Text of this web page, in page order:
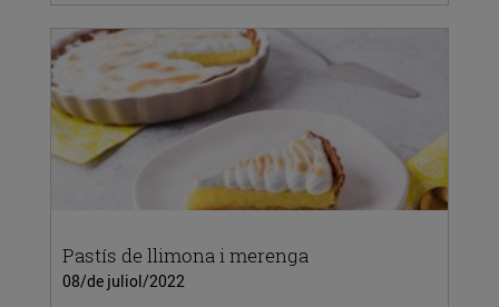
Pastís de llimona i merenga
08/de juliol/2022